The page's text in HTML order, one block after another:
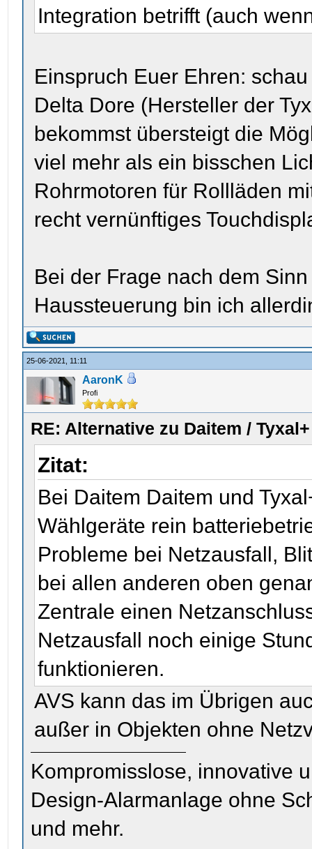
Integration betrifft (auch
Einspruch Euer Ehren:
Delta Dore (Hersteller der
bekommst übersteigt die
viel mehr als ein bisschen
Rohrmotoren für Rollläden
recht vernünftiges
Bei der Frage nach dem
Haussteuerung bin ich
25-06-2021, 11:11
AaronK
Profi
RE: Alternative zu Daitem / Tyxal+
Zitat:
Bei Daitem Daitem und
Wählgeräte rein
Probleme bei Netzausfall,
bei allen anderen oben
Zentrale einen
Netzausfall noch einige
funktionieren.
AVS kann das im Übrigen
außer in Objekten ohne
Kompromisslose, innovative
Design-Alarmanlage ohne
und mehr.